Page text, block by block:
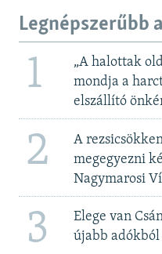
Legnépszerűbb
1
„A halottak
mondja a
elszállító
2
A
megegyezni
Nagymarosi
3
Elege van
újabb adókból